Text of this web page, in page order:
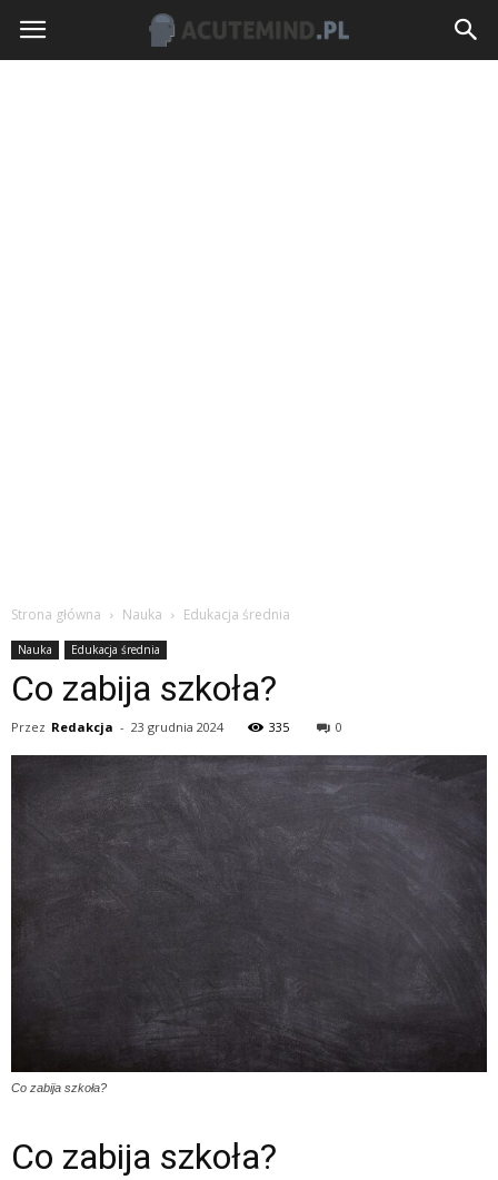
Strona główna Nauka Edukacja średnia
Nauka Edukacja średnia
Co zabija szkoła?
Przez Redakcja - 23 grudnia 2024 335 0
Co zabija szkoła?
Co zabija szkoła?